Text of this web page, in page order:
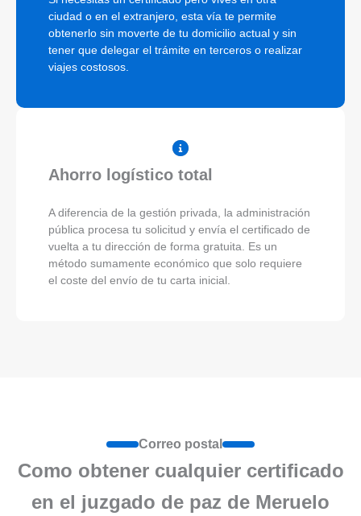
ciudad o en el extranjero, esta vía te permite
obtenerlo sin moverte de tu domicilio actual y sin
tener que delegar el trámite en terceros o realizar
viajes costosos.
Ahorro logístico total
A diferencia de la gestión privada, la administración
pública procesa tu solicitud y envía el certificado de
vuelta a tu dirección de forma gratuita. Es un
método sumamente económico que solo requiere
el coste del envío de tu carta inicial.
Correo postal
Como obtener cualquier certificado
en el juzgado de paz de Meruelo